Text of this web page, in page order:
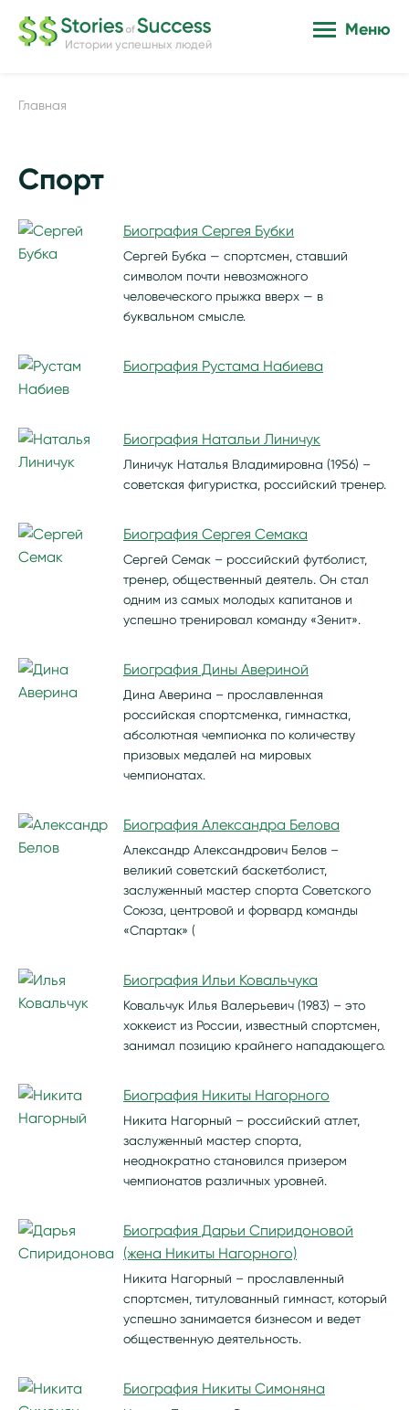
Истории успешных людей
Меню
Главная
Спорт
Биография Сергея Бубки
Сергей Бубка — спортсмен, ставший
символом почти невозможного
человеческого прыжка вверх — в
буквальном смысле.
Биография Рустама Набиева
Биография Натальи Линичук
Линичук Наталья Владимировна (1956) –
советская фигуристка, российский тренер.
Биография Сергея Семака
Сергей Семак – российский футболист,
тренер, общественный деятель. Он стал
одним из самых молодых капитанов и
успешно тренировал команду «Зенит».
Биография Дины Авериной
Дина Аверина – прославленная
российская спортсменка, гимнастка,
абсолютная чемпионка по количеству
призовых медалей на мировых
чемпионатах.
Биография Александра Белова
Александр Александрович Белов –
великий советский баскетболист,
заслуженный мастер спорта Советского
Союза, центровой и форвард команды
«Спартак» (
Биография Ильи Ковальчука
Ковальчук Илья Валерьевич (1983) – это
хоккеист из России, известный спортсмен,
занимал позицию крайнего нападающего.
Биография Никиты Нагорного
Никита Нагорный – российский атлет,
заслуженный мастер спорта,
неоднократно становился призером
чемпионатов различных уровней.
Биография Дарьи Спиридоновой
(жена Никиты Нагорного)
Никита Нагорный – прославленный
спортсмен, титулованный гимнаст, который
успешно занимается бизнесом и ведет
общественную деятельность.
Биография Никиты Симоняна
Страницы